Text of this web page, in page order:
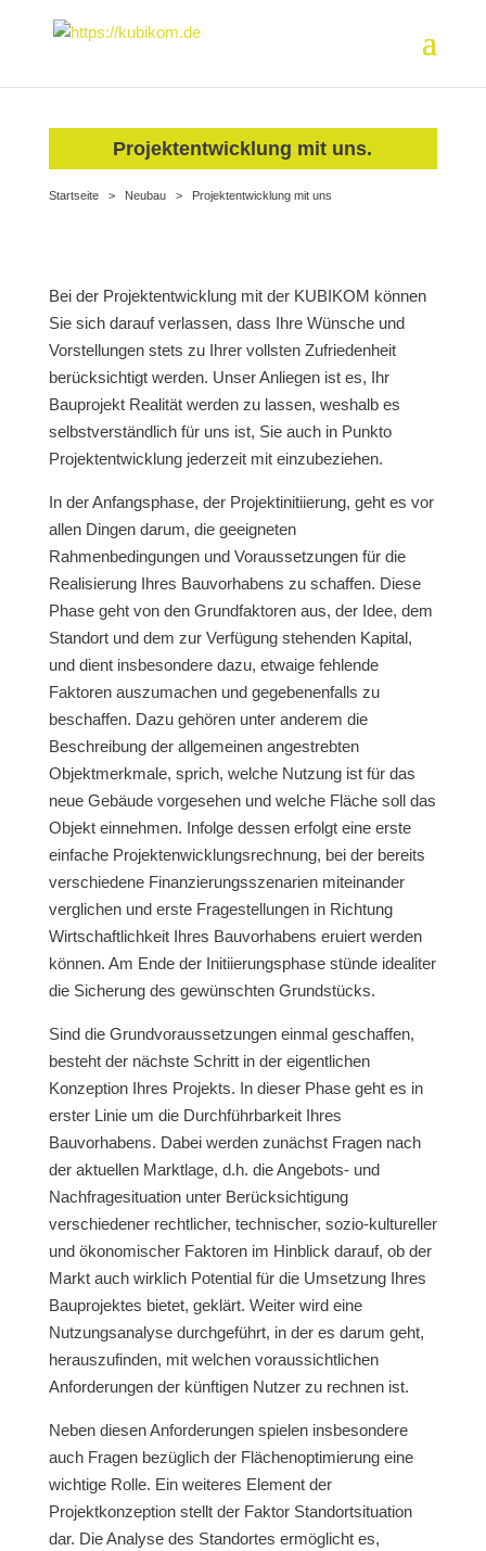
Projektentwicklung mit uns.
Startseite> Neubau> Projektentwicklung mit uns
Bei der Projektentwicklung mit der KUBIKOM können
Sie sich darauf verlassen, dass Ihre Wünsche und
Vorstellungen stets zu Ihrer vollsten Zufriedenheit
berücksichtigt werden. Unser Anliegen ist es, Ihr
Bauprojekt Realität werden zu lassen, weshalb es
selbstverständlich für uns ist, Sie auch in Punkto
Projektentwicklung jederzeit mit einzubeziehen.
In der Anfangsphase, der Projektinitiierung, geht es vor
allen Dingen darum, die geeigneten
Rahmenbedingungen und Voraussetzungen für die
Realisierung Ihres Bauvorhabens zu schaffen. Diese
Phase geht von den Grundfaktoren aus, der Idee, dem
Standort und dem zur Verfügung stehenden Kapital,
und dient insbesondere dazu, etwaige fehlende
Faktoren auszumachen und gegebenenfalls zu
beschaffen. Dazu gehören unter anderem die
Beschreibung der allgemeinen angestrebten
Objektmerkmale, sprich, welche Nutzung ist für das
neue Gebäude vorgesehen und welche Fläche soll das
Objekt einnehmen. Infolge dessen erfolgt eine erste
einfache Projektenwicklungsrechnung, bei der bereits
verschiedene Finanzierungsszenarien miteinander
verglichen und erste Fragestellungen in Richtung
Wirtschaftlichkeit Ihres Bauvorhabens eruiert werden
können. Am Ende der Initiierungsphase stünde idealiter
die Sicherung des gewünschten Grundstücks.
Sind die Grundvoraussetzungen einmal geschaffen,
besteht der nächste Schritt in der eigentlichen
Konzeption Ihres Projekts. In dieser Phase geht es in
erster Linie um die Durchführbarkeit Ihres
Bauvorhabens. Dabei werden zunächst Fragen nach
der aktuellen Marktlage, d.h. die Angebots- und
Nachfragesituation unter Berücksichtigung
verschiedener rechtlicher, technischer, sozio-kultureller
und ökonomischer Faktoren im Hinblick darauf, ob der
Markt auch wirklich Potential für die Umsetzung Ihres
Bauprojektes bietet, geklärt. Weiter wird eine
Nutzungsanalyse durchgeführt, in der es darum geht,
herauszufinden, mit welchen voraussichtlichen
Anforderungen der künftigen Nutzer zu rechnen ist.
Neben diesen Anforderungen spielen insbesondere
auch Fragen bezüglich der Flächenoptimierung eine
wichtige Rolle. Ein weiteres Element der
Projektkonzeption stellt der Faktor Standortsituation
dar. Die Analyse des Standortes ermöglicht es,